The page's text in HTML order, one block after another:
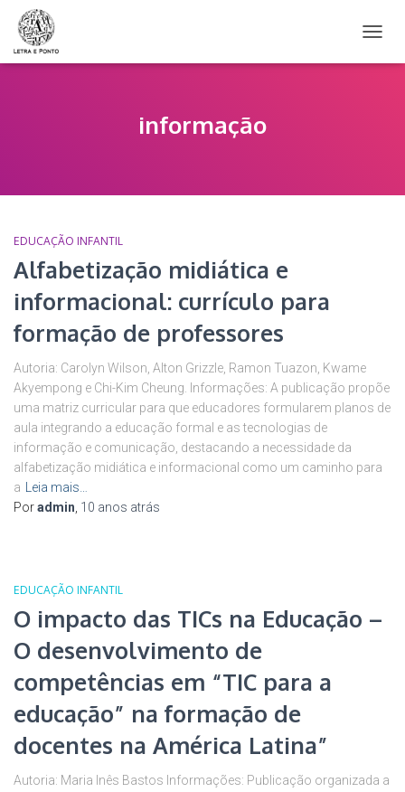
informação
EDUCAÇÃO INFANTIL
Alfabetização midiática e
informacional: currículo para
formação de professores
Autoria: Carolyn Wilson, Alton Grizzle, Ramon Tuazon, Kwame
Akyempong e Chi-Kim Cheung. Informações: A publicação propõe
uma matriz curricular para que educadores formularem planos de
aula integrando a educação formal e as tecnologias de
informação e comunicação, destacando a necessidade da
alfabetização midiática e informacional como um caminho para
a
Leia mais…
Poradmin 10 anos atrás
EDUCAÇÃO INFANTIL
O impacto das TICs na Educação –
O desenvolvimento de
competências em “TIC para a
educação” na formação de
docentes na América Latina”
Autoria: Maria Inês Bastos Informações: Publicação organizada a